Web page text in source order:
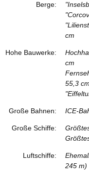
Berge:
cm
Hohe Bauwerke:
cm
55,3
Große Bahnen: ICE-
Große Schiffe:
Luftschiffe:
245 m)